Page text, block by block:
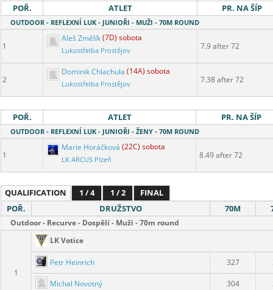
POŘ. ATLET PR. NA ŠÍP
OUTDOOR - REFLEXNÍ LUK - JUNIOŘI - MUŽI - 70M ROUND
1
Aleš Změlík(7D) sobota
Lukostřelba Prostějov 7.9 after 72
2
Dominik Chlachula (14A) sobota
Lukostřelba Prostějov 7.38 after 72
POŘ. ATLET PR. NA ŠÍP
OUTDOOR - REFLEXNÍ LUK - JUNIOŘI - ŽENY - 70M ROUND
1
Marie Horáčková (22C) sobota
LK ARCUS Plzeň 8.49 after 72
QUALIFICATION 1 / 4 1 / 2
FINAL
POŘ.
DRUŽSTVO 70M
Outdoor - Recurve - Dospělí - Muži - 70m round
1
LK Votice
Petr Heinrich 327
Michal Novotný 304